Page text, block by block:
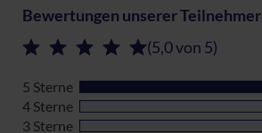
Bewertungen unserer Teilnehmer
(5,0 von 5)
5 Sterne
4 Sterne
3 Sterne